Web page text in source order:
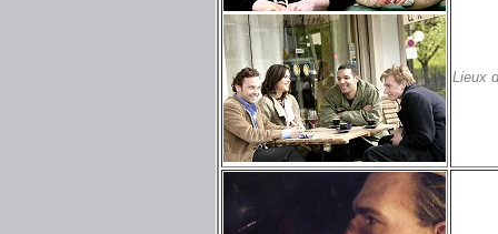
Lieux